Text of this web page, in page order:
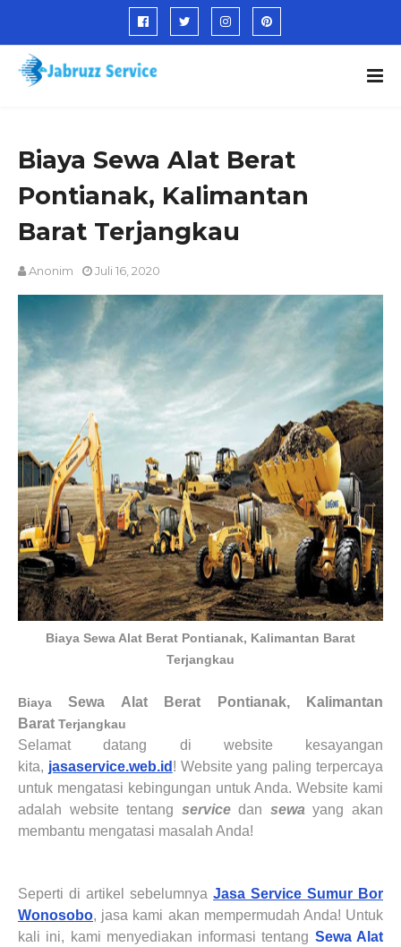
Biaya Sewa Alat Berat
Pontianak, Kalimantan
Barat Terjangkau
Anonim Juli 16, 2020
Biaya Sewa Alat Berat Pontianak, Kalimantan Barat
Terjangkau
BiayaSewa Alat Berat
Pontianak, Kalimantan
Barat Terjangkau
Selamat datang di website kesayangan
kita, jasaservice.web.id ! Website yang paling terpercaya
untuk mengatasi kebingungan untuk Anda. Website kami
adalah website tentang servicedan sewa yang akan
membantu mengatasi masalah Anda!
Seperti di artikel sebelumnya Jasa Service Sumur Bor
Wonosobo, jasa kami akan mempermudah Anda! Untuk
kali ini, kami menyediakan informasi tentang Sewa Alat